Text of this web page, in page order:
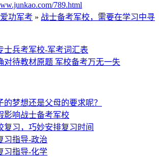
789.html
功军考 » 战士备考军校，需要在学习中寻
士兵考军校-军考词汇表
对待教材原题 军校备考万无一失
的梦想还是父母的要求呢？
影响战士备考军校
复习，巧妙安排复习时间
习指导-政治
习指导-化学